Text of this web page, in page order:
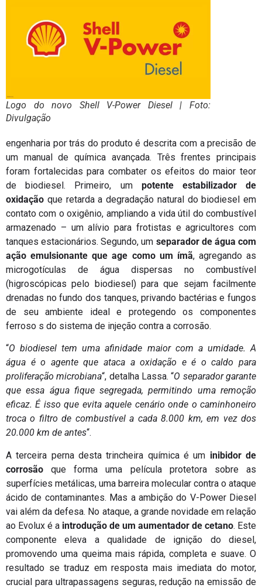
Logo do novo Shell V-Power Diesel | Foto:
Divulgação
engenharia por trás do produto é descrita com a precisão de
um manual de química avançada. Três frentes principais
foram fortalecidas para combater os efeitos do maior teor
de biodiesel. Primeiro, um potente estabilizador de
oxidação que retarda a degradação natural do biodiesel em
contato com o oxigênio, ampliando a vida útil do combustível
armazenado – um alívio para frotistas e agricultores com
tanques estacionários. Segundo, um separador de água com
ação emulsionante que age como um ímã, agregando as
microgotículas de água dispersas no combustível
(higroscópicas pelo biodiesel) para que sejam facilmente
drenadas no fundo dos tanques, privando bactérias e fungos
de seu ambiente ideal e protegendo os componentes
ferroso s do sistema de injeção contra a corrosão.
“O biodiesel tem uma afinidade maior com a umidade. A
água é o agente que ataca a oxidação e é o caldo para
proliferação microbiana“, detalha Lassa. “O separador garante
que essa água fique segregada, permitindo uma remoção
eficaz. É isso que evita aquele cenário onde o caminhoneiro
troca o filtro de combustível a cada 8.000 km, em vez dos
20.000 km de antes“.
A terceira perna desta trincheira química é um inibidor de
corrosão que forma uma película protetora sobre as
superfícies metálicas, uma barreira molecular contra o ataque
ácido de contaminantes. Mas a ambição do V-Power Diesel
vai além da defesa. No ataque, a grande novidade em relação
ao Evolux é a introdução de um aumentador de cetano. Este
componente eleva a qualidade de ignição do diesel,
promovendo uma queima mais rápida, completa e suave. O
resultado se traduz em resposta mais imediata do motor,
crucial para ultrapassagens seguras, redução na emissão de